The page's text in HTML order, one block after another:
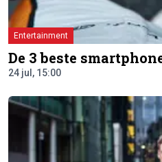
Entertainment
De 3 beste
24 jul, 15:00